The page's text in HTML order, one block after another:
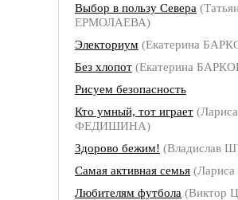
Выбор в пользу Севера
ЕРМОЛАЕВА)
Электориум (Екатерина
Без хлопот (Екатерина
Рисуем безопасность
Кто умный, тот играет (Лариса
ФЕДИШИНА)
Здорово бежим! (Владислав
Самая активная семья
Любителям футбола (Виктор